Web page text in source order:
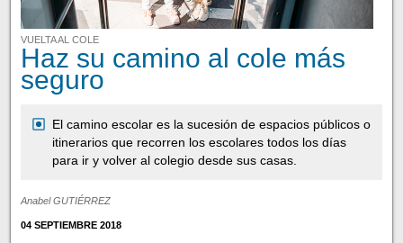
VUELTA AL COLE
Haz su camino al cole más
seguro
El camino escolar es la sucesión de espacios públicos o
itinerarios que recorren los escolares todos los días
para ir y volver al colegio desde sus casas.
Anabel GUTIÉRREZ
04 SEPTIEMBRE 2018